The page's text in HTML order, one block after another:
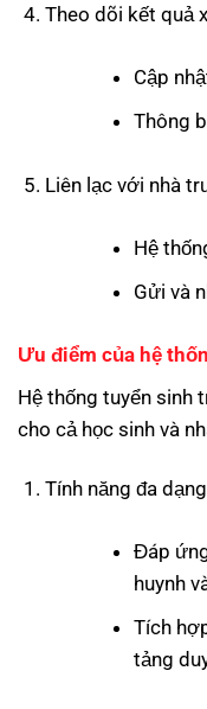
Theo dõi kết quả
Cập
Thông
Liên lạc với nhà
Hệ
Gửi và
Ưu điểm của hệ
Hệ thống tuyển sinh
cho cả học sinh và
Tính năng đa
Đáp
huynh
Tích
tảng